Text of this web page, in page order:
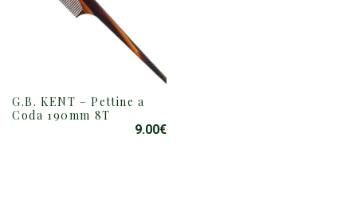
G.B. KENT – Pettine a
Coda 190mm 8T
9.00€